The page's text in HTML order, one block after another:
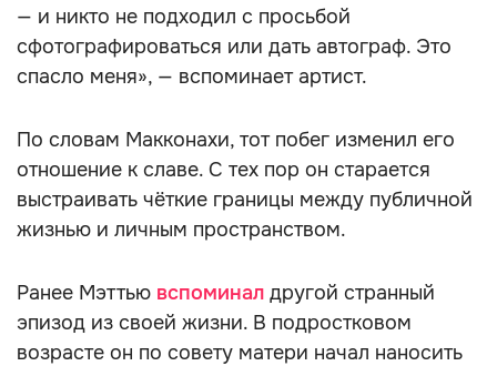
— и никто не подходил с просьбой
сфотографироваться или дать автограф. Это
спасло меня», — вспоминает артист.
По словам Макконахи, тот побег изменил его
отношение к славе. С тех пор он старается
выстраивать чёткие границы между публичной
жизнью и личным пространством.
Ранее Мэттью вспоминал другой странный
эпизод из своей жизни. В подростковом
возрасте он по совету матери начал наносить